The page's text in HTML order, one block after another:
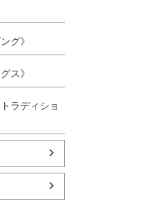
グ》
ス》
ラディショ